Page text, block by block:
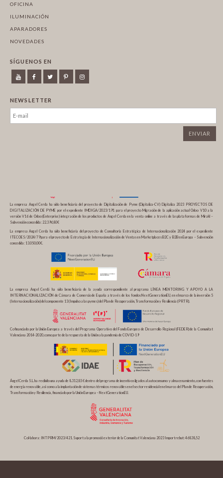
OFICINA
ILUMINACIÓN
APARADORES
NOVEDADES
SÍGUENOS EN
NEWSLETTER
La empresa Angel Cerda ha sido beneficiaria del proyecto de Digitalización de Pyme (Digitaliza-CV) Digitaliza 2023 PROYECTOS DE
DIGITALIZACIÓN DE PYME por el expediente IMDIGA/2023/191 para el proyecto Migración de la aplicación actual Odoo V10 a la
versión V16 de Odoo (Enterprise) integración de los productos de Angel Cerda en la venta online a través de las plataformas de Mirakl –
Subvención concedida: 22.396,80€
La empresa Angel Cerda ha sido beneficiaria del proyecto de Consultoría Estratégica de Internacionalización 2024 por el expediente
ITECOES/2024/79 para el proyecto de Estrategia de Internacionalización de Ventas en Marketplaces B2C y B2B en Europa – Subvención
concedida: 13.050,00€.
La empresa Angel Cerdá ha sido beneficiaria de la ayuda correspondiente al programa LÍNEA MENTORING Y APOYO A LA
INTERNACIONALIZACIÓN de Cámara de Comercio de España a través de los fondos NextGenerationEU, en el marco de la inversión 5
(Internacionalización) del componente 13 (Impulso a las pymes) del Plan de Recuperación, Transformación y Resiliencia (PRTR).
Cofinanciado por la Unión Europea a través del Programa Operativo del Fondo Europeo de Desarrollo Regional (FEDER) de la Comunitat
Valenciana 2014-2020, como parte de la respuesta de la Unión a la pandemia de COVID-19
Ángel Cerda S.L. ha recibido una ayuda de 8.312,85 € dentro del programa de incentivos ligados al autoconsumo y almacenamiento, con fuentes
de energía renovable, así como a la implantación de sistemas térmicos renovables en el sector residencial en el marco del Plan de Recuperación,
Transformación y Resiliencia, financiado por la Unión Europea – NextGenerationEU.
Col·labora: INTPRM/2023/421. Suport a la promoció exterior de la Comunitat Valenciana 2023 Import rebut: 46838,52